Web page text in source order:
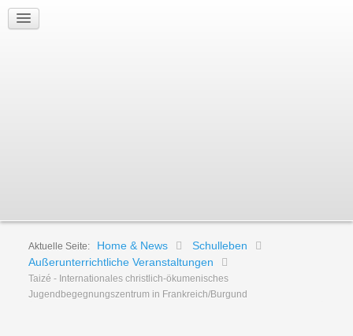
Aktuelle Seite: Home & News
Schulleben
Außerunterrichtliche Veranstaltungen
Taizé - Internationales christlich-ökumenisches
Jugendbegegnungszentrum in Frankreich/Burgund